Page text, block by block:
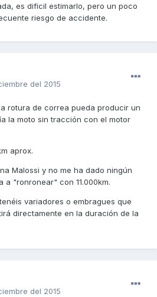
es dificil estimarlo, pero un poco
riesgo de accidente.
del 2015
rotura de correa pueda producir un
la moto sin tracción con el motor
aprox.
Malossi y no me ha dado ningún
a "ronronear" con 11.000km.
variadores o embragues que
directamente en la duración de la
del 2015